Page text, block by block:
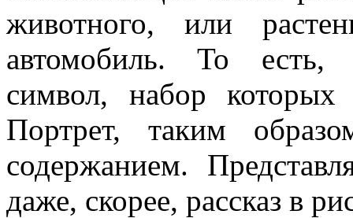
животного, или
автомобиль. То есть,
символ, набор которых
Портрет, таким
содержанием.
даже, скорее, рассказ в